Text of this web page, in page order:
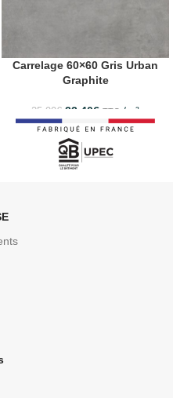
Carrelage 60×60 Gris Urban
Graphite
25.90€ 22.40€ TTC /m²